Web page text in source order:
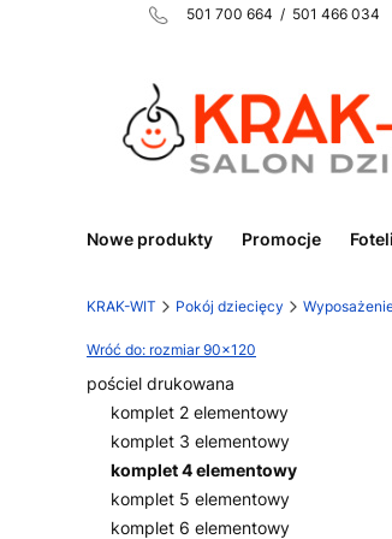
501 700 664 / 501 466
Nowe produkty Promocje
KRAK-WIT Pokój dziecięcy
Wróć do: rozmiar 90x120
pościel drukowana
komplet 2 elementowy
komplet 3 elementowy
komplet 4 elementowy
komplet 5 elementowy
komplet 6 elementowy